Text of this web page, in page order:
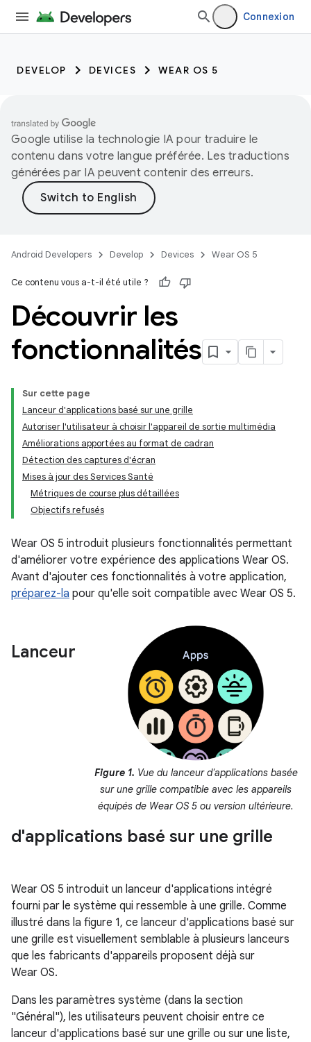
Connexion
DEVELOP DEVICES WEAR OS 5
Google utilise la technologie IA pour traduire le
contenu dans votre langue préférée. Les traductions
générées par IA peuvent contenir des erreurs.
Android Developers Develop Devices Wear OS 5
Ce contenu vous a-t-il été utile ?
Découvrir les
fonctionnalités
Sur cette page
Lanceur d'applications basé sur une grille
Autoriser l'utilisateur à choisir l'appareil de sortie multimédia
Améliorations apportées au format de cadran
Détection des captures d'écran
Mises à jour des Services Santé
Métriques de course plus détaillées
Objectifs refusés
Wear OS 5 introduit plusieurs fonctionnalités permettant
d'améliorer votre expérience des applications Wear OS.
Avant d'ajouter ces fonctionnalités à votre application,
préparez-la pour qu'elle soit compatible avec Wear OS 5.
Figure 1. Vue du lanceur d'applications basée
sur une grille compatible avec les appareils
équipés de Wear OS 5 ou version ultérieure.
Lanceur
d'applications basé sur une grille
Wear OS 5 introduit un lanceur d'applications intégré
fourni par le système qui ressemble à une grille. Comme
illustré dans la figure 1, ce lanceur d'applications basé sur
une grille est visuellement semblable à plusieurs lanceurs
que les fabricants d'appareils proposent déjà sur
Wear OS.
Dans les paramètres système (dans la section
"Général"), les utilisateurs peuvent choisir entre ce
lanceur d'applications basé sur une grille ou sur une liste,